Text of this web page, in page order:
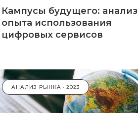
Кампусы будущего: анализ
опыта использования
цифровых сервисов
АНАЛИЗ РЫНКА 2023